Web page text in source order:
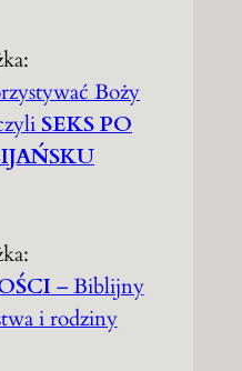
Boży
SEKS PO
– Biblijny
i rodziny